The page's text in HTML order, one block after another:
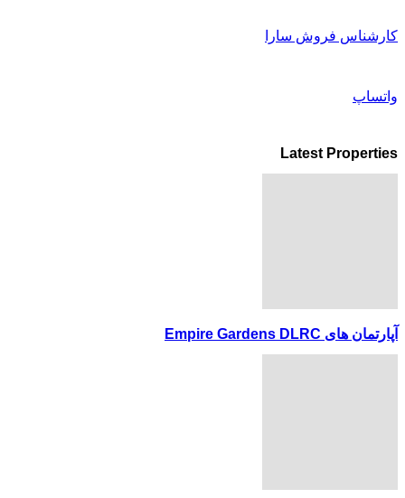
کارشناس فروش سارا
واتساپ
Latest Properties
آپارتمان های Empire Gardens DLRC